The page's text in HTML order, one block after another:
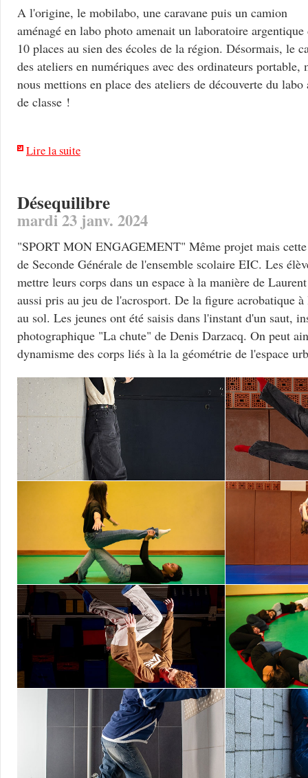
A l'origine, le mobilabo, une caravane puis un camion
aménagé en labo photo amenait un laboratoire argentique
10 places au sien des écoles de la région. Désormais, le
des ateliers en numériques avec des ordinateurs
nous mettions en place des ateliers de découverte du labo
de classe !
Lire la suite
Désequilibre
mardi 23 janv. 2024
"SPORT MON ENGAGEMENT" Même projet mais cette
de Seconde Générale de l'ensemble scolaire EIC. Les
mettre leurs corps dans un espace à la manière de
aussi pris au jeu de l'acrosport. De la figure acrobatique
au sol. Les jeunes ont été saisis dans l'instant d'un saut,
photographique "La chute" de Denis Darzacq. On peut
dynamisme des corps liés à la la géométrie de l'espace